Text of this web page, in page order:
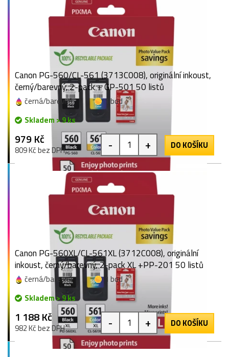
Canon PG-560/CL-561 (3713C008), originální inkoust,
černý/barevný, 2-pack + GP-501 50 listů
černá/barevná
1 bod
Skladem > 9 ks
979 Kč
809 Kč bez DPH - + DO KOŠÍKU
Canon PG-560XL/CL-561XL (3712C008), originální
inkoust, černý/barevný, 2-pack XL +PP-201 50 listů
černá/barevná
1 bod
Skladem > 9 ks
1 188 Kč
982 Kč bez DPH - + DO KOŠÍKU